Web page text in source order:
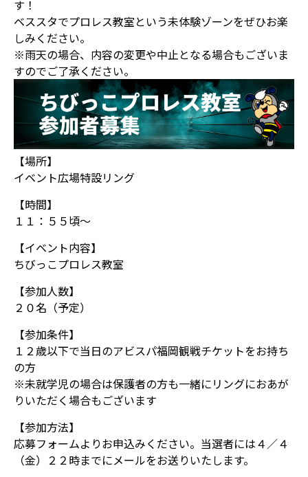
す！
ベススタでプロレス教室という未体験ゾーンをぜひお楽
しみください。
※雨天の場合、内容の変更や中止となる場合もございま
すのでご了承ください。
【場所】
イベント広場特設リング
【時間】
１１：５５頃～
【イベント内容】
ちびっこプロレス教室
【参加人数】
２０名（予定）
【参加条件】
１２歳以下で当日のアビスパ福岡観戦チケットをお持ち
の方
※未就学児の場合は保護者の方も一緒にリングにおあが
りいただく場合もございます
【参加方法】
応募フォームよりお申込みください。当選者には４／４
（金）２２時までにメールをお送りいたします。